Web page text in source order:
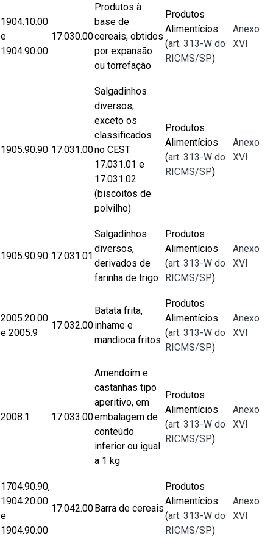
1904.10.00
e
1904.90.00
17.030.00
Produtos à
base de
cereais, obtidos
por expansão
ou torrefação
Produtos
Alimentícios
(art. 313-W do
RICMS/SP)
Anexo
XVI
​1905.90.90 ​17.031.00
Salgadinhos
diversos,
exceto os
classificados
no CEST
17.031.01 e
17.031.02
(biscoitos de
polvilho)
Produtos
Alimentícios
(art. 313-W do
RICMS/SP)
Anexo
XVI
1905.90.90 17.031.01
Salgadinhos
diversos,
derivados de
farinha de trigo
Produtos
Alimentícios
(art. 313-W do
RICMS/SP)
Anexo
XVI
2005.20.00
e 2005.9
17.032.00
Batata frita,
inhame e
mandioca fritos
Produtos
Alimentícios
(art. 313-W do
RICMS/SP)
Anexo
XVI
2008.1 17.033.00
Amendoim e
castanhas tipo
aperitivo, em
embalagem de
conteúdo
inferior ou igual
a 1 kg
Produtos
Alimentícios
(art. 313-W do
RICMS/SP)
Anexo
XVI
1704.90.90,
1904.20.00
e
1904.90.00
17.042.00Barra de cereais
Produtos
Alimentícios
(art. 313-W do
RICMS/SP)
Anexo
XVI